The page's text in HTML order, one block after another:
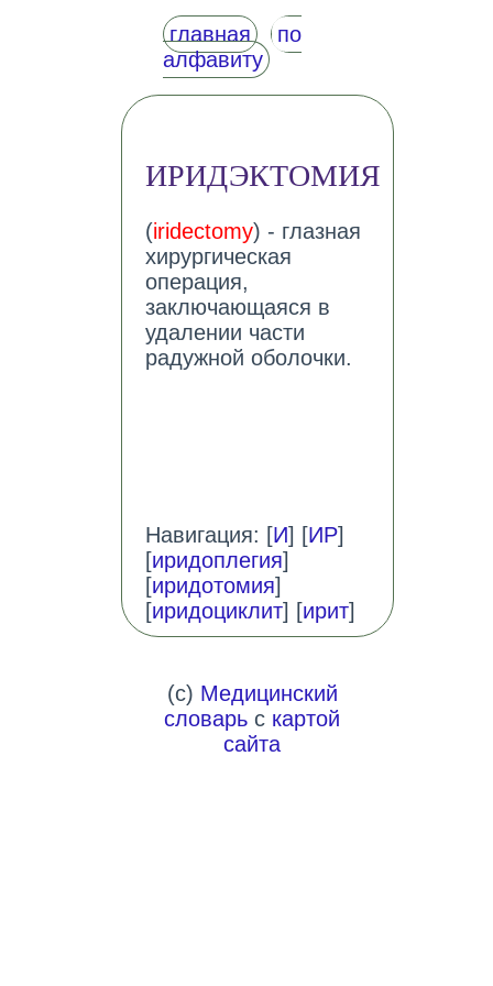
главная
по
алфавиту
ИРИДЭКТОМИЯ
(iridectomy) - глазная
хирургическая
операция,
заключающаяся в
удалении части
радужной оболочки.
Навигация: [И] [ИР]
[иридоплегия]
[иридотомия]
[иридоциклит] [ирит]
(c) Медицинский
словарь с картой
сайта